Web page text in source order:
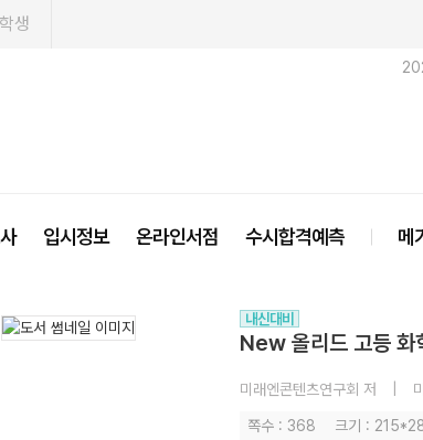
생
입시정보 온라인서점 수시합격예측 메
내신대비
New 올리드 고등
미래엔콘텐츠연구회 저
쪽수 : 368 크기 :